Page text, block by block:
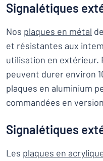
Signalétiques
Nos plaques en métal
et résistantes aux
utilisation en extérieur.
peuvent durer environ
plaques en aluminium
commandées en
Signalétiques
Les plaques en